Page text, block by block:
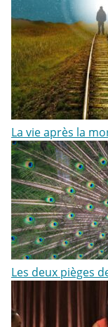
La vie après la
Les deux pièges